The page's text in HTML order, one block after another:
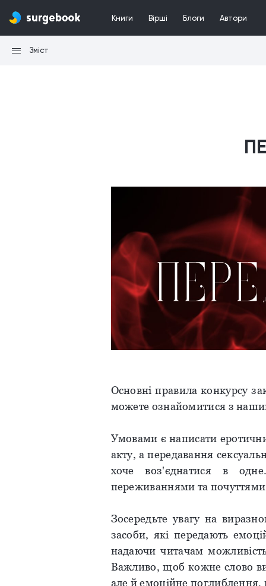
Книги Вірші Блоги Автори
Зміст
Основні правила конкурсу
можете ознайомитися з
Умовами є написати
акту, а передавання
хоче воз'єднатися в
переживаннями та
Зосередьте увагу на
засоби, які передають
надаючи читачам
Важливо, щоб кожне слово
але й емоційне поглиблення,